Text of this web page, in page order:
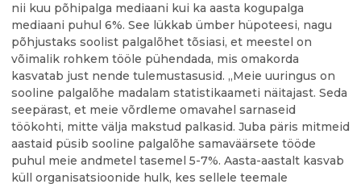
nii kuu põhipalga mediaani kui ka aasta kogupalga
mediaani puhul 6%. See lükkab ümber hüpoteesi, nagu
põhjustaks soolist palgalõhet tõsiasi, et meestel on
võimalik rohkem tööle pühendada, mis omakorda
kasvatab just nende tulemustasusid. „Meie uuringus on
sooline palgalõhe madalam statistikaameti näitajast. Seda
seepärast, et meie võrdleme omavahel sarnaseid
töökohti, mitte välja makstud palkasid. Juba päris mitmeid
aastaid püsib sooline palgalõhe samaväärsete tööde
puhul meie andmetel tasemel 5-7%. Aasta-aastalt kasvab
küll organisatsioonide hulk, kes sellele teemale